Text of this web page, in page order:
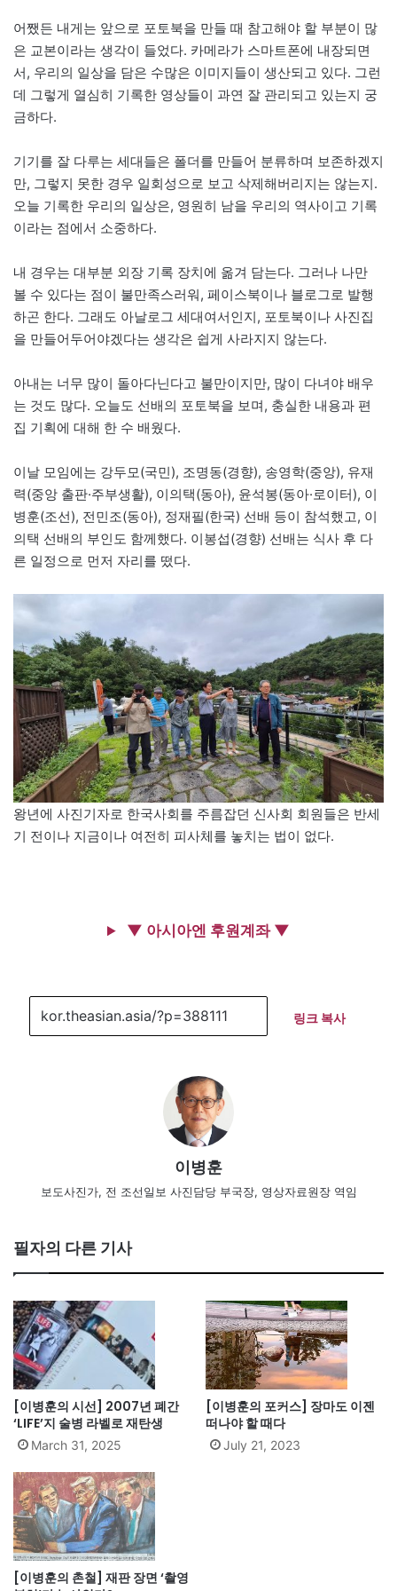
어쨌든 내게는 앞으로 포토북을 만들 때 참고해야 할 부분이 많
은 교본이라는 생각이 들었다. 카메라가 스마트폰에 내장되면
서, 우리의 일상을 담은 수많은 이미지들이 생산되고 있다. 그런
데 그렇게 열심히 기록한 영상들이 과연 잘 관리되고 있는지 궁
금하다.
기기를 잘 다루는 세대들은 폴더를 만들어 분류하며 보존하겠지
만, 그렇지 못한 경우 일회성으로 보고 삭제해버리지는 않는지.
오늘 기록한 우리의 일상은, 영원히 남을 우리의 역사이고 기록
이라는 점에서 소중하다.
내 경우는 대부분 외장 기록 장치에 옮겨 담는다. 그러나 나만
볼 수 있다는 점이 불만족스러워, 페이스북이나 블로그로 발행
하곤 한다. 그래도 아날로그 세대여서인지, 포토북이나 사진집
을 만들어두어야겠다는 생각은 쉽게 사라지지 않는다.
아내는 너무 많이 돌아다닌다고 불만이지만, 많이 다녀야 배우
는 것도 많다. 오늘도 선배의 포토북을 보며, 충실한 내용과 편
집 기획에 대해 한 수 배웠다.
이날 모임에는 강두모(국민), 조명동(경향), 송영학(중앙), 유재
력(중앙 출판·주부생활), 이의택(동아), 윤석봉(동아·로이터), 이
병훈(조선), 전민조(동아), 정재필(한국) 선배 등이 참석했고, 이
의택 선배의 부인도 함께했다. 이봉섭(경향) 선배는 식사 후 다
른 일정으로 먼저 자리를 떴다.
왕년에 사진기자로 한국사회를 주름잡던 신사회 회원들은 반세
기 전이나 지금이나 여전히 피사체를 놓치는 법이 없다.
▼ 아시아엔 후원계좌 ▼
링크 복사
이병훈
보도사진가, 전 조선일보 사진담당 부국장, 영상자료원장 역임
필자의 다른 기사
[이병훈의 시선] 2007년 폐간
‘LIFE’지 술병 라벨로 재탄생
March 31, 2025
[이병훈의 포커스] 장마도 이젠
떠나야 할 때다
July 21, 2023
[이병훈의 촌철] 재판 장면 ‘촬영